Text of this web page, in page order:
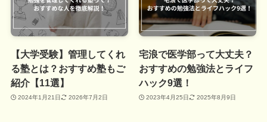
【大学受験】管理してくれ
る塾とは？おすすめ塾もご
紹介【11選】
2024年1月21日 2026年7月2日
宅浪で医学部って大丈夫？
おすすめの勉強法とライフ
ハック9選！
2023年4月25日 2025年8月9日